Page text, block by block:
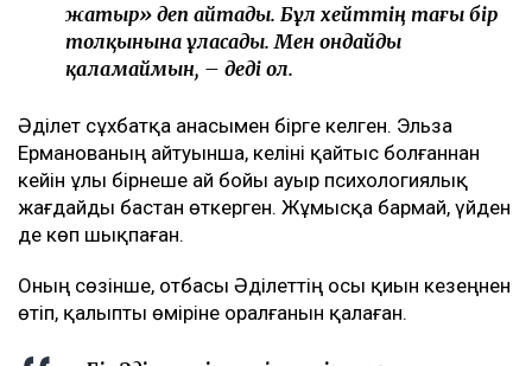
жатыр» деп айтады. Бұл хейттің тағы бір
толқынына ұласады. Мен ондайды
қаламаймын, – деді ол.
Әділет сұхбатқа анасымен бірге келген. Эльза
Ерманованың айтуынша, келіні қайтыс болғаннан
кейін ұлы бірнеше ай бойы ауыр психологиялық
жағдайды бастан өткерген. Жұмысқа бармай, үйден
де көп шықпаған.
Оның сөзінше, отбасы Әділеттің осы қиын кезеңнен
өтіп, қалыпты өміріне оралғанын қалаған.